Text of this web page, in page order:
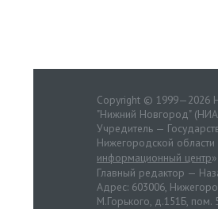
Copyright © 1999—2026
"Нижний Новгород"
Учредитель —
Нижегородской области
информационный центр»
Главный редактор —
Адрес: 603006,
М.Горького, д.151Б, пом.